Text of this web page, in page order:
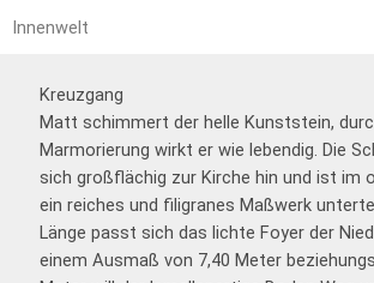
Innenwelt
Kreuzgang
Matt schimmert der helle Kunststein,
Marmorierung wirkt er wie lebendig. Die
sich großflächig zur Kirche hin und ist im
ein reiches und filigranes Maßwerk
Länge passt sich das lichte Foyer der
einem Ausmaß von 7,40 Meter